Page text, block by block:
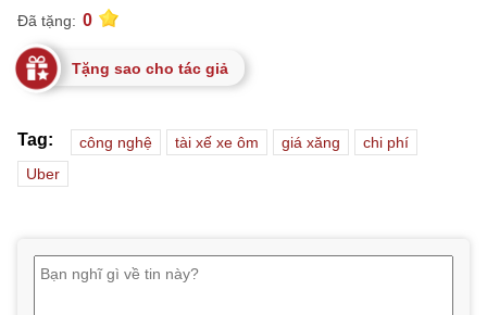
Đã tặng: 0
Tặng sao cho tác giả
Tag: công nghệ tài xế xe ôm giá xăng
chi phí
Uber